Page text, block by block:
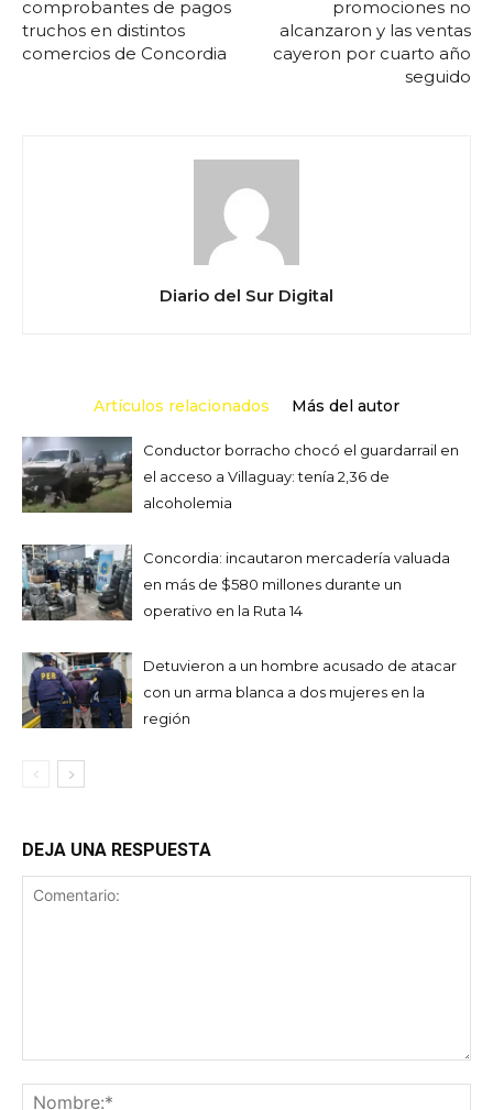
comprobantes de pagos
truchos en distintos
comercios de Concordia
promociones no
alcanzaron y las ventas
cayeron por cuarto año
seguido
Diario del Sur Digital
Artículos relacionados Más del autor
Conductor borracho chocó el guardarrail en
el acceso a Villaguay: tenía 2,36 de
alcoholemia
Concordia: incautaron mercadería valuada
en más de $580 millones durante un
operativo en la Ruta 14
Detuvieron a un hombre acusado de atacar
con un arma blanca a dos mujeres en la
región
DEJA UNA RESPUESTA